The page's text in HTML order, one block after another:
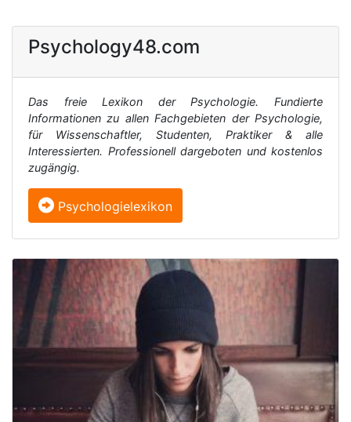
Psychology48.com
Das freie Lexikon der Psychologie. Fundierte
Informationen zu allen Fachgebieten der Psychologie,
für Wissenschaftler, Studenten, Praktiker & alle
Interessierten. Professionell dargeboten und kostenlos
zugängig.
Psychologielexikon